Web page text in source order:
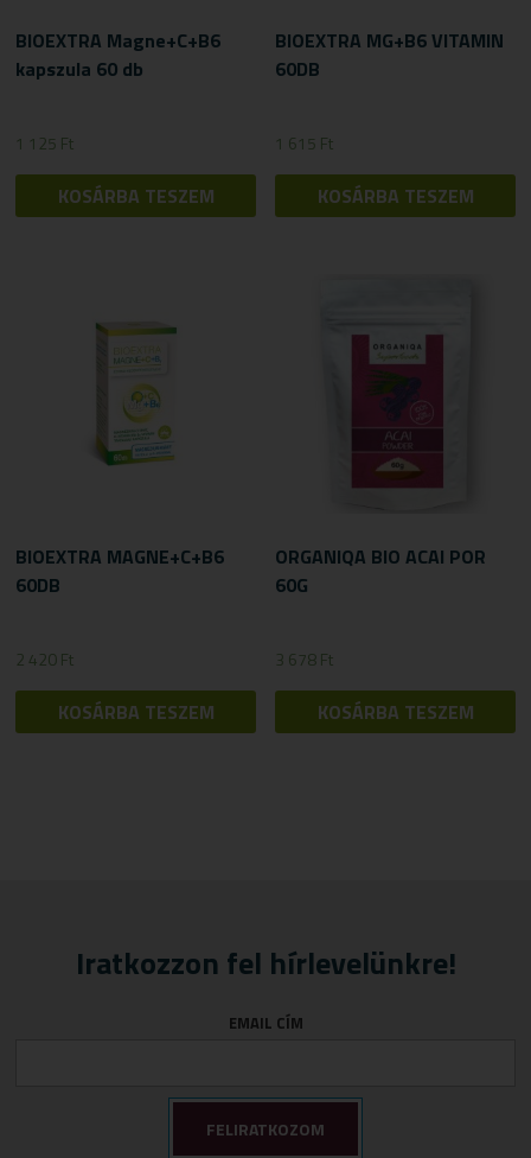
BIOEXTRA Magne+C+B6
kapszula 60 db
1 125 Ft
KOSÁRBA TESZEM
BIOEXTRA MG+B6 VITAMIN
60DB
1 615 Ft
KOSÁRBA TESZEM
BIOEXTRA MAGNE+C+B6
60DB
2 420Ft
KOSÁRBA TESZEM
ORGANIQA BIO ACAI POR
60G
3 678Ft
KOSÁRBA TESZEM
Iratkozzon fel hírlevelünkre!
EMAIL CÍM